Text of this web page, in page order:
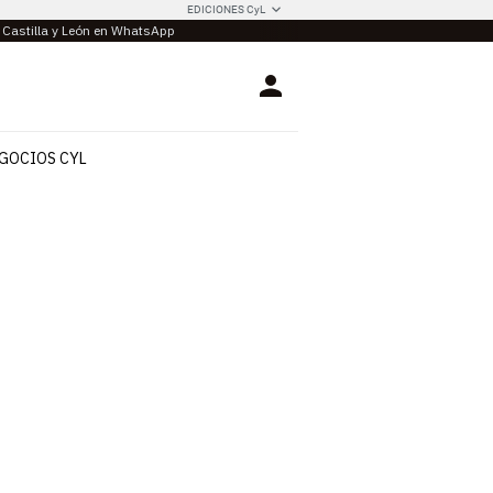
EDICIONES CyL
y León en WhatsApp
Login
CYL